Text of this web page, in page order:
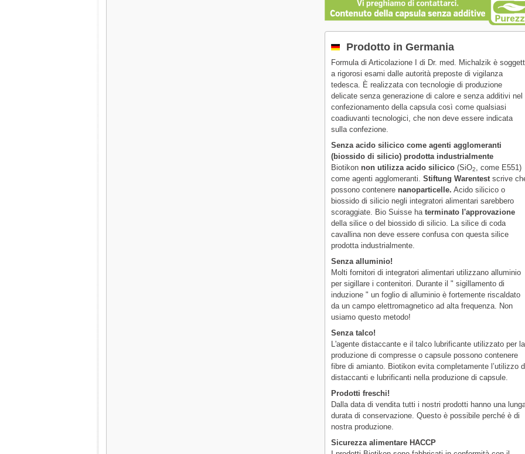
Prodotto in Germania
Formula di Articolazione I di Dr. med. Michalzik è
a rigorosi esami dalle autorità preposte di vigilanza
tedesca. È realizzata con tecnologie di produzione
delicate senza generazione di calore e senza additivi nel
confezionamento della capsula così come qualsiasi
coadiuvanti tecnologici, che non deve essere indicata
sulla confezione.
Senza acido silicico come agenti agglomeranti
(biossido di silicio) prodotta industrialmente
Biotikon non utilizza acido silicico (SiO2
, come E551)
come agenti agglomeranti.Stiftung Warentest scrive
possono contenere nanoparticelle. Acido silicico o
biossido di silicio negli integratori alimentari sarebbero
scoraggiate. Bio Suisse haterminato l'approvazione
della silice o del biossido di silicio. La silice di coda
cavallina non deve essere confusa con questa silice
prodotta industrialmente.
Senza alluminio!
Molti fornitori di integratori alimentari utilizzano alluminio
per sigillare i contenitori. Durante il " sigillamento di
induzione " un foglio di alluminio è fortemente riscaldato
da un campo elettromagnetico ad alta frequenza. Non
usiamo questo metodo!
Senza talco!
L'agente distaccante e il talco lubrificante utilizzato per la
produzione di compresse o capsule possono contenere
fibre di amianto. Biotikon evita completamente l’utilizzo
distaccanti e lubrificanti nella produzione di capsule.
Prodotti freschi!
Dalla data di vendita tutti i nostri prodotti hanno una
durata di conservazione. Questo è possibile perché è di
nostra produzione.
Sicurezza alimentare HACCP